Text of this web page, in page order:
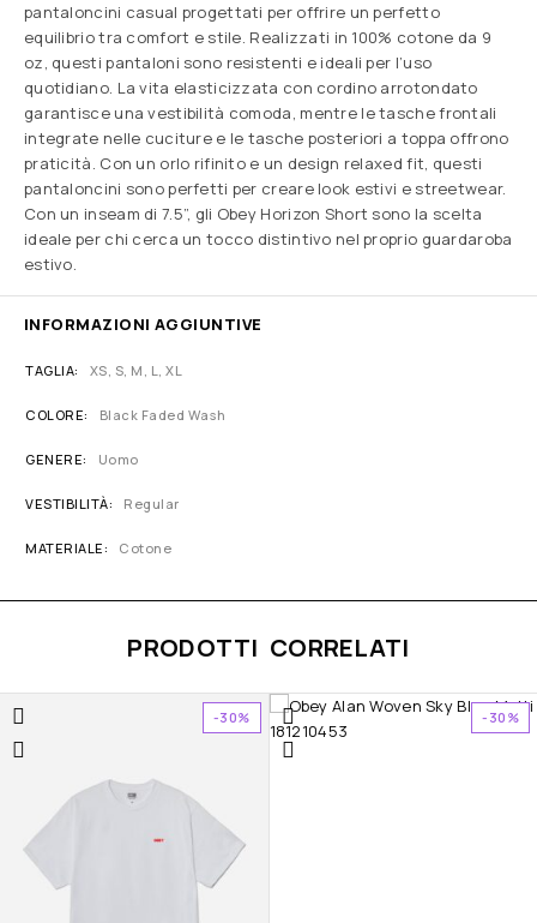
pantaloncini casual progettati per offrire un perfetto
equilibrio tra comfort e stile. Realizzati in 100% cotone da 9
oz, questi pantaloni sono resistenti e ideali per l’uso
quotidiano. La vita elasticizzata con cordino arrotondato
garantisce una vestibilità comoda, mentre le tasche frontali
integrate nelle cuciture e le tasche posteriori a toppa offrono
praticità. Con un orlo rifinito e un design relaxed fit, questi
pantaloncini sono perfetti per creare look estivi e streetwear.
Con un inseam di 7.5”, gli Obey Horizon Short sono la scelta
ideale per chi cerca un tocco distintivo nel proprio guardaroba
estivo.
INFORMAZIONI AGGIUNTIVE
TAGLIA XS, S, M, L, XL
COLORE Black Faded Wash
GENERE Uomo
VESTIBILITÀ Regular
MATERIALE Cotone
PRODOTTI CORRELATI
-30% -30%